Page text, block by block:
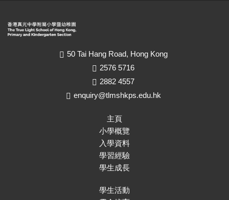
50 Tai Hang Road, Hong Kong
2576 5716
2882 4557
enquiry@tlmshkps.edu.hk
主頁
小學概覽
入學資料
學習經驗
學生成長
學生活動